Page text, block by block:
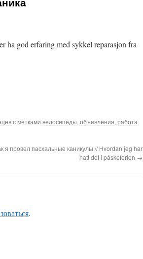
ha god erfaring med sykkel reparasjon fra
с метками велосипеды, объявления, работа.
я провел пасхальные каникулы // Hvordan jeg har
hatt det i påskeferien →
.